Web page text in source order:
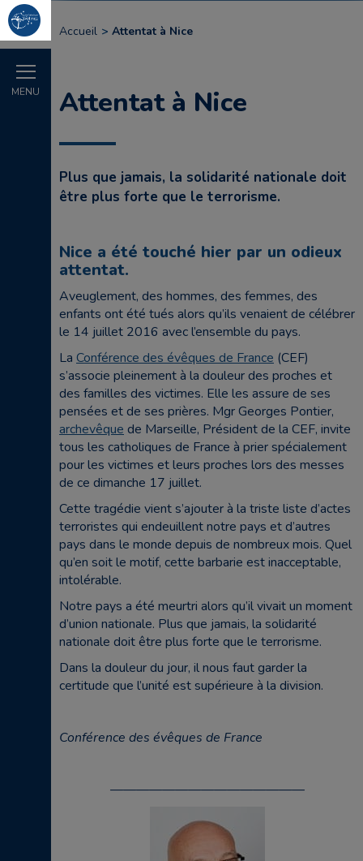
MENU
Accueil Attentat à Nice
Attentat à Nice
Plus que jamais, la solidarité nationale doit
être plus forte que le terrorisme.
Nice a été touché hier par un odieux
attentat.
Aveuglement, des hommes, des femmes, des
enfants ont été tués alors qu’ils venaient de célébrer
le 14 juillet 2016 avec l’ensemble du pays.
La Conférence des évêques de France (CEF)
s’associe pleinement à la douleur des proches et
des familles des victimes. Elle les assure de ses
pensées et de ses prières. Mgr Georges Pontier,
archevêque de Marseille, Président de la CEF, invite
tous les catholiques de France à prier spécialement
pour les victimes et leurs proches lors des messes
de ce dimanche 17 juillet.
Cette tragédie vient s’ajouter à la triste liste d’actes
terroristes qui endeuillent notre pays et d’autres
pays dans le monde depuis de nombreux mois. Quel
qu’en soit le motif, cette barbarie est inacceptable,
intolérable.
Notre pays a été meurtri alors qu’il vivait un moment
d’union nationale. Plus que jamais, la solidarité
nationale doit être plus forte que le terrorisme.
Dans la douleur du jour, il nous faut garder la
certitude que l’unité est supérieure à la division.
Conférence des évêques de France
———————————————